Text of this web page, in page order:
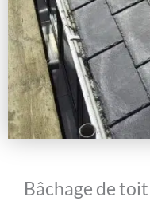
Bâchage de